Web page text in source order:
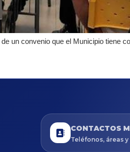
un convenio que el Municipio tiene
CONTACTOS
Teléfonos, áreas